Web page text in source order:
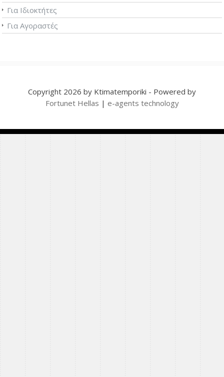
Για Ιδιοκτήτες
Για Αγοραστές
Copyright 2026 by Ktimatemporiki - Powered by
Fortunet Hellas | e-agents technology